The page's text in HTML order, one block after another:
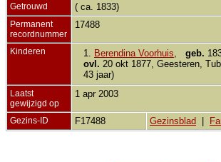
Getrouwd ( ca. 1833)
Permanent
recordnummer
17488
Kinderen 1. Berendina Voorhuis geb.
ovl. 20 okt 1877, Geesteren,
43 jaar)
Laatst
gewijzigd op
1 apr 2003
Gezins-ID F17488 Gezinsblad